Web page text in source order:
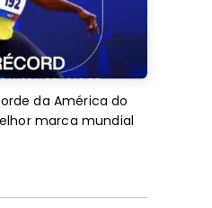
da América do
marca mundial